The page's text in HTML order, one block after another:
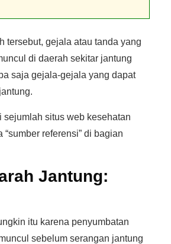
tersebut, gejala atau tanda yang
di daerah sekitar jantung
saja gejala-gejala yang dapat
sejumlah situs web kesehatan
referensi” di bagian
Jantung:
itu karena penyumbatan
sebelum serangan jantung